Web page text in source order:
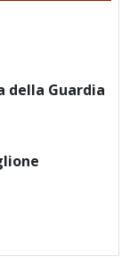
della Guardia